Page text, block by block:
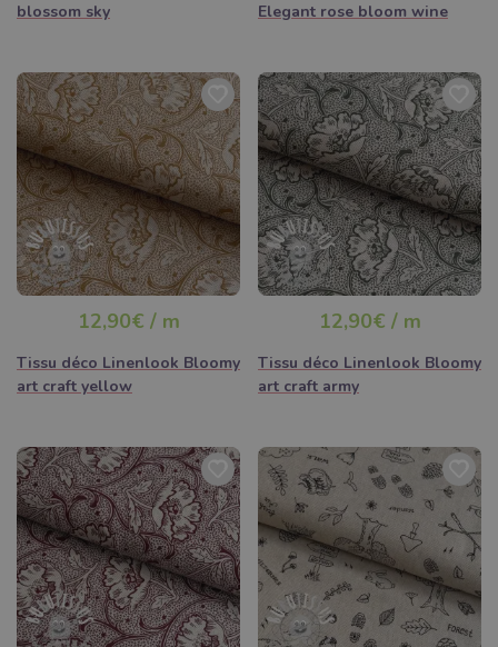
blossom sky
Elegant rose bloom wine
12,90€ / m
Tissu déco Linenlook Bloomy
art craft yellow
12,90€ / m
Tissu déco Linenlook Bloomy
art craft army